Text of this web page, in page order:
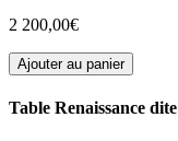
2 200,00€
Ajouter au panier
Table Renaissance